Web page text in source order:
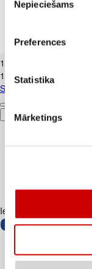
izvēle
Nepieciešams
Preferences
Statistika
Mārketings
1
1,99€/gab.
Spēļu kārtis
Pievienot
Iesakām ar